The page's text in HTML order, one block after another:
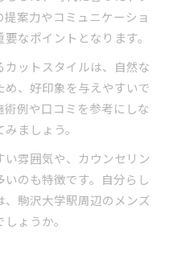
案力やコミュニケーショ
なポイントとなります。
ットスタイルは、自然な
、好印象を与えやすいで
例や口コミを参考にしな
ましょう。
雰囲気や、カウンセリン
のも特徴です。自分らし
駒沢大学駅周辺のメンズ
ょうか。